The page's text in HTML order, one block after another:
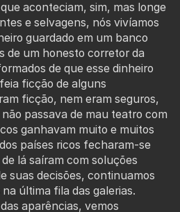
aconteciam, sim, mas longe
e selvagens, nós vivíamos
guardado em um banco
de um honesto corretor da
de que esse dinheiro
ficção de alguns
ficção, nem eram seguros,
passava de mau teatro com
ganhavam muito e muitos
países ricos fecharam-se
lá saíram com soluções
suas decisões, continuamos
última fila das galerias.
aparências, vemos